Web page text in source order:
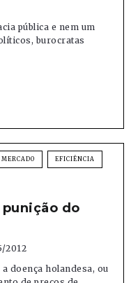
pública e nem um
burocratas
EFICIÊNCIA
do
2012
doença holandesa, ou